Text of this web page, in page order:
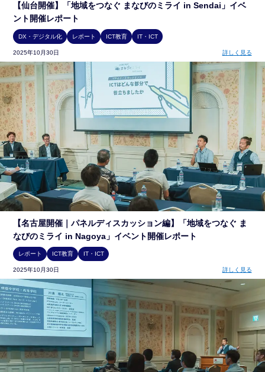
【仙台開催】「地域をつなぐ まなびのミライ in Sendai」イベ
ント開催レポート
DX・デジタル化 レポート ICT教育 IT・ICT
2025年10月30日 詳しく見る
【名古屋開催｜パネルディスカッション編】「地域をつなぐ ま
なびのミライ in Nagoya」イベント開催レポート
レポート ICT教育 IT・ICT
2025年10月30日 詳しく見る